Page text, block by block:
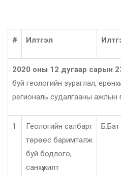
# Илтгэл
2020 оны 12 дугаар сарын
буй геологийн зураглал,
региональ судалгааны ажлын
1
Геологийн салбарт
төрөөс баримталж
буй бодлого,
санхүүжилт
Б.Бат